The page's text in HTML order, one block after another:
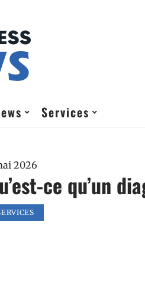
Services
2026
ce qu’un